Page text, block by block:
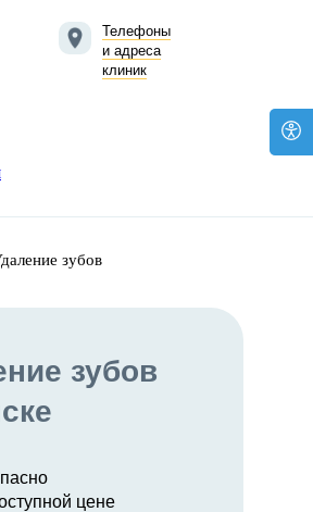
Телефоны
и адреса
клиник
зубов
зубов
цене